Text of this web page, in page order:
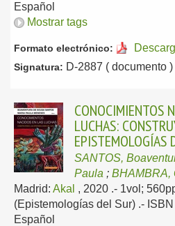
Español
Mostrar tags
Formato electrónico:
Signatura: D-2887 ( documento )
CONOCIMIENTOS
LUCHAS:
EPISTEMOLOGÍAS
SANTOS,
Paula ; BHAMBRA,
Madrid: Akal , 2020 .- 1vol;
(Epistemologías del Sur) .-
Español